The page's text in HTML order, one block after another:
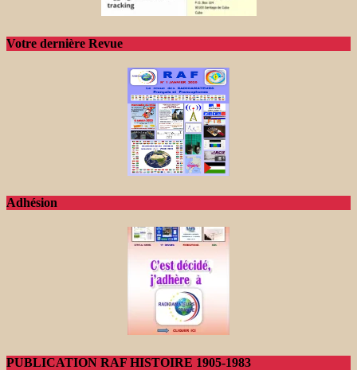
Votre dernière Revue
Adhésion
PUBLICATION RAF HISTOIRE 1905-1983